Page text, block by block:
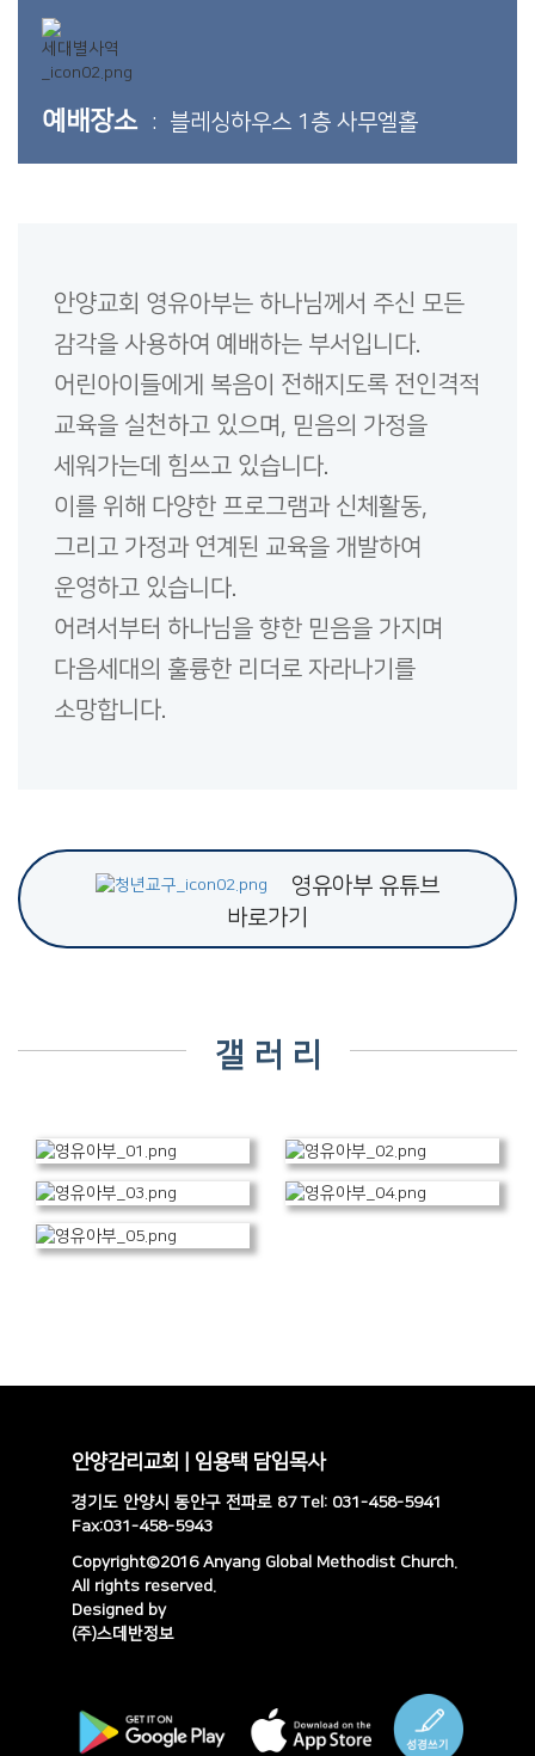
예배장소 : 블레싱하우스 1층 사무엘홀
안양교회 영유아부는 하나님께서 주신 모든
감각을 사용하여 예배하는 부서입니다.
어린아이들에게 복음이 전해지도록 전인격적
교육을 실천하고 있으며, 믿음의 가정을
세워가는데 힘쓰고 있습니다.
이를 위해 다양한 프로그램과 신체활동,
그리고 가정과 연계된 교육을 개발하여
운영하고 있습니다.
어려서부터 하나님을 향한 믿음을 가지며
다음세대의 훌륭한 리더로 자라나기를
소망합니다.
영유아부 유튜브
바로가기
갤 러 리
안양감리교회 | 임용택 담임목사
경기도 안양시 동안구 전파로 87 Tel: 031-458-5941
Fax:031-458-5943
Copyright©2016 Anyang Global Methodist Church.
All rights reserved.
Designed by
(주)스데반정보